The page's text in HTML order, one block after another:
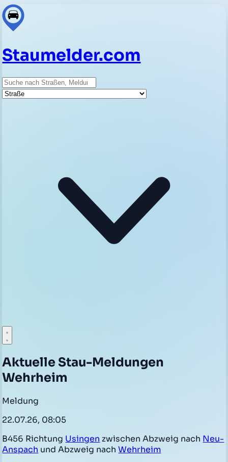
Staumelder.com
Suche
Straße
Aktuelle Stau-Meldungen
Wehrheim
Meldung
22.07.26, 08:05
B456 Richtung Usingen zwischen Abzweig nach Neu-
Anspach und Abzweig nachWehrheim